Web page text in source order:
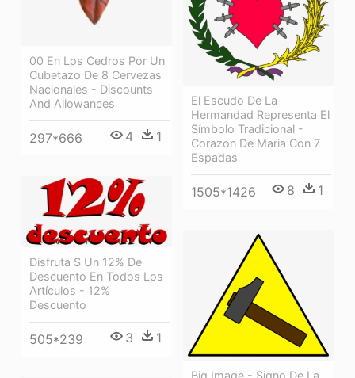
00 En Los Cedros Por Un
Cubetazo De 8 Cervezas
Nacionales - Discounts
And Allowances
297*666 4 1
El Escudo De La
Hermandad Representa El
Símbolo Tradicional -
Corazon De Maria Con 7
Espadas
1505*1426 8 1
Disfruta S Un 12% De
Descuento En Todos Los
Artículos - 12%
Descuento
505*239 3 1
Big Image - Signo De La